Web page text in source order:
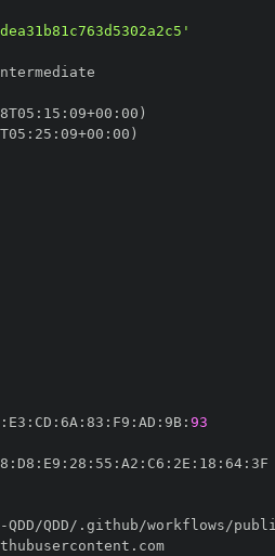
: 15 : 09+00 :
: 25 : 09+00 :
: E3 : CD : 6A : 83 : F9 : AD : 9B: 93
: D8 : E9 : 28 : 55 : A2 : C6 : 2E : 18 : 64:
-
//token.actions.githubusercontent.com